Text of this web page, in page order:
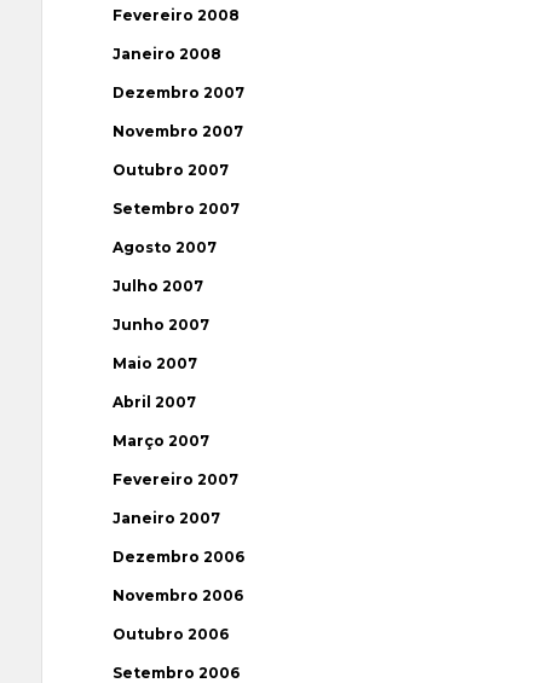
Fevereiro 2008
Janeiro 2008
Dezembro 2007
Novembro 2007
Outubro 2007
Setembro 2007
Agosto 2007
Julho 2007
Junho 2007
Maio 2007
Abril 2007
Março 2007
Fevereiro 2007
Janeiro 2007
Dezembro 2006
Novembro 2006
Outubro 2006
Setembro 2006